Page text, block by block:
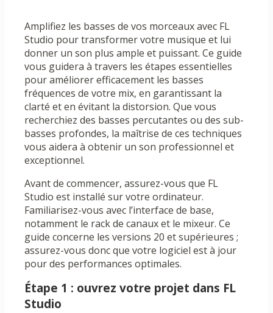
Amplifiez les basses de vos morceaux avec FL
Studio pour transformer votre musique et lui
donner un son plus ample et puissant. Ce guide
vous guidera à travers les étapes essentielles
pour améliorer efficacement les basses
fréquences de votre mix, en garantissant la
clarté et en évitant la distorsion. Que vous
recherchiez des basses percutantes ou des sub-
basses profondes, la maîtrise de ces techniques
vous aidera à obtenir un son professionnel et
exceptionnel.
Avant de commencer, assurez-vous que FL
Studio est installé sur votre ordinateur.
Familiarisez-vous avec l’interface de base,
notamment le rack de canaux et le mixeur. Ce
guide concerne les versions 20 et supérieures ;
assurez-vous donc que votre logiciel est à jour
pour des performances optimales.
Étape 1 : ouvrez votre projet dans FL
Studio